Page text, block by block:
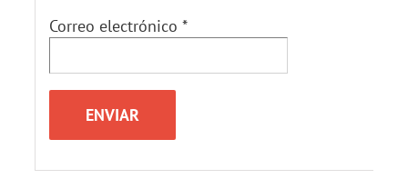
Correo electrónico *